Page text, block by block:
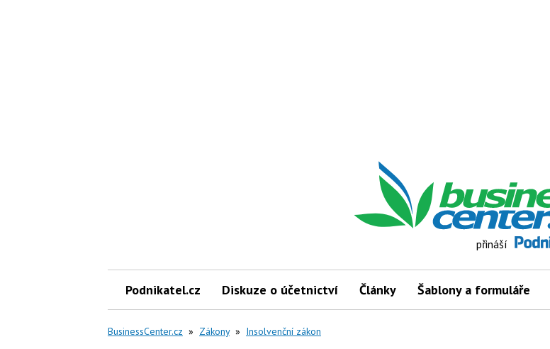
přináší
Podnikatel.cz Diskuze o účetnictví Články Šablony a formuláře
BusinessCenter.cz » Zákony » Insolvenční zákon